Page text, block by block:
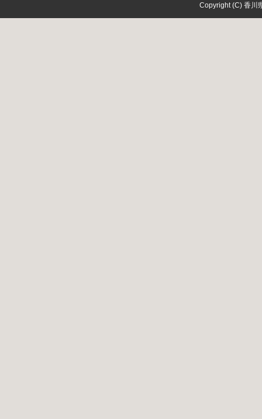
Copyright (C) 香川